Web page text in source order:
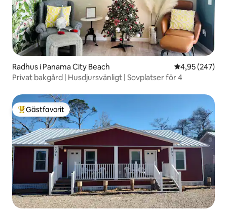
Radhus i Panama City Beach 4,95 av 5 i
4,95 (247)
Privat bakgård | Husdjursvänligt | Sovplatser för 4
Populär gästfavorit
Gästfavorit